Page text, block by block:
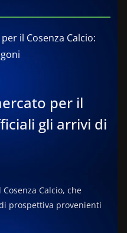
per il
gli arrivi di
Calcio, che
prospettiva provenienti